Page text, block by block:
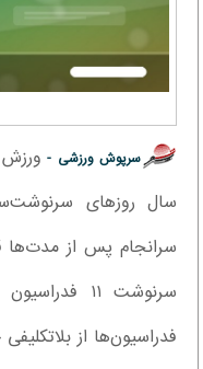
سرپوش ورزشی - ورزش
سال روزهای
سرانجام پس از مدت‌ها
سرنوشت
فدراسیون‌ها از